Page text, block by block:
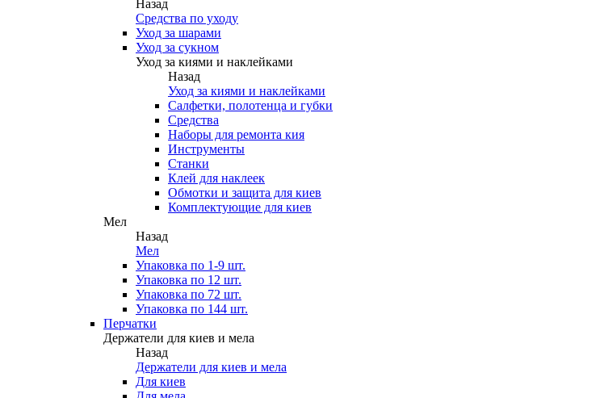
Назад
Средства по уходу
Уход за шарами
Уход за сукном
Уход за киями и наклейками
Назад
Уход за киями и наклейками
Салфетки, полотенца и губки
Средства
Наборы для ремонта кия
Инструменты
Станки
Клей для наклеек
Обмотки и защита для киев
Комплектующие для киев
Мел
Назад
Мел
Упаковка по 1-9 шт.
Упаковка по 12 шт.
Упаковка по 72 шт.
Упаковка по 144 шт.
Перчатки
Держатели для киев и мела
Назад
Держатели для киев и мела
Для киев